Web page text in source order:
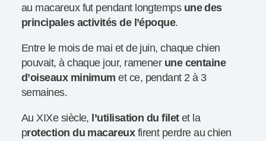
au macareux fut pendant longtemps une des
principales activités de l’époque.
Entre le mois de mai et de juin, chaque chien
pouvait, à chaque jour, ramener une centaine
d’oiseaux minimum et ce, pendant 2 à 3
semaines.
Au XIXe siècle, l’utilisation du filetet la
protection du macareuxfirent perdre au chien